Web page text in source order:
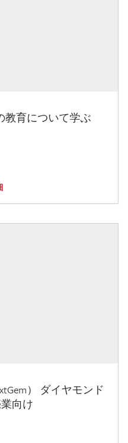
教育について学ぶ
） ダイヤモンド
向け